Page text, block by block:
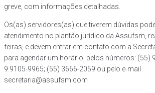
greve, com informações detalhadas.
Os(as) servidores(as) que tiverem dúvidas
atendimento no plantão jurídico da Assufsm,
feiras, e devem entrar em contato com a
para agendar um horário, pelos números: (55)
9.9105-9965; (55) 3666-2059 ou pelo e-mail
secretaria@assufsm.com